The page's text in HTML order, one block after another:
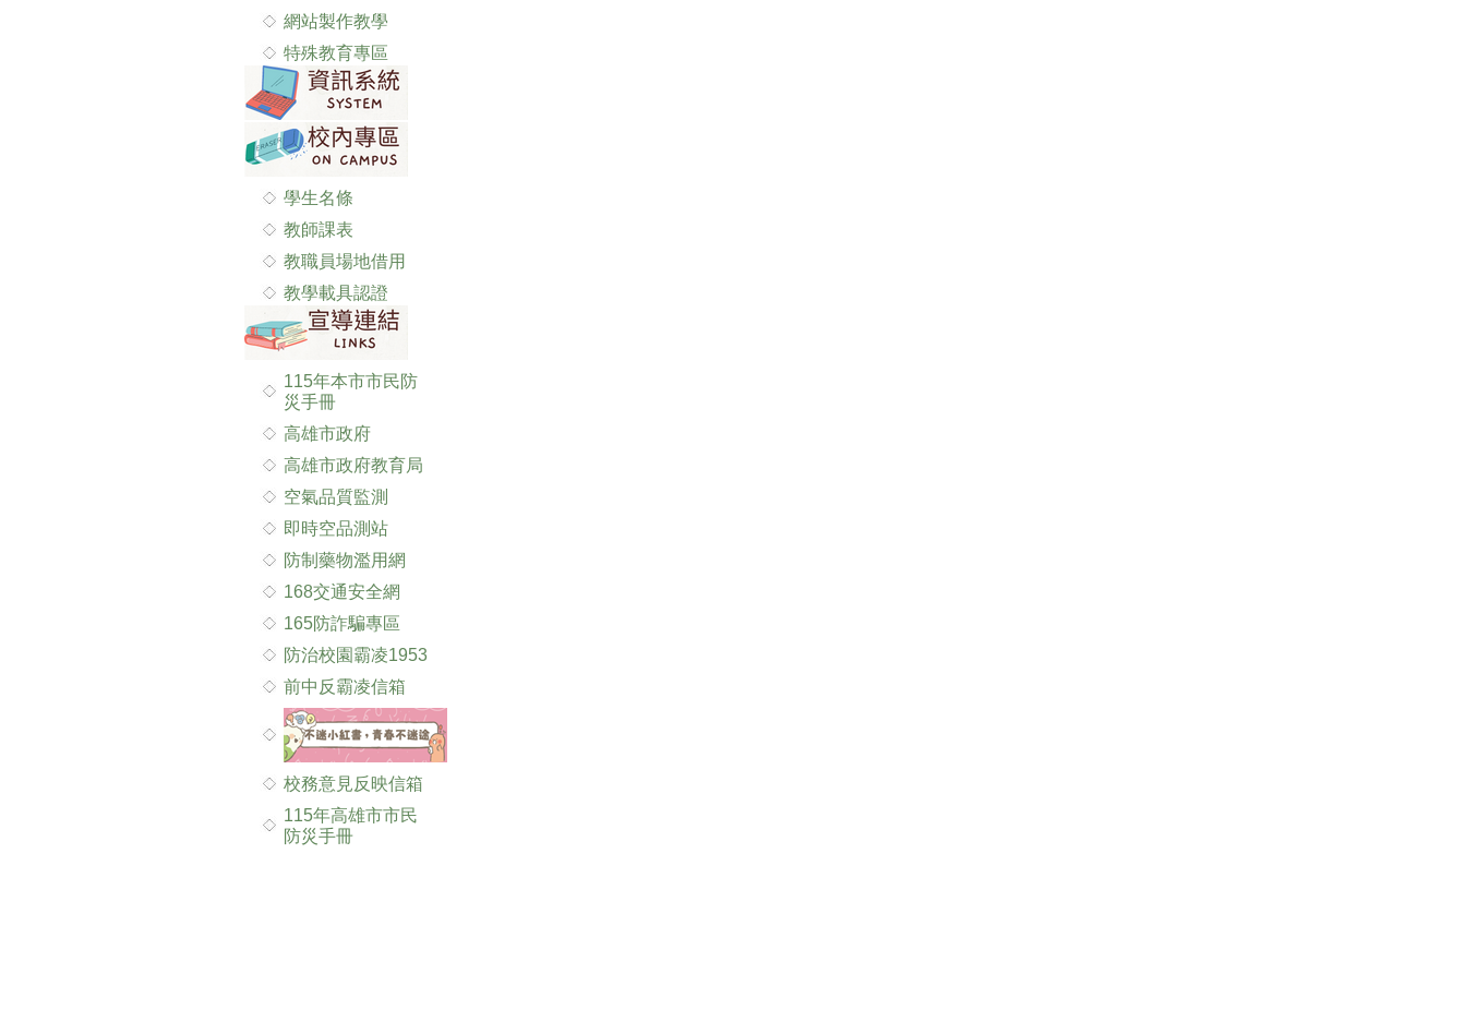
網站製作教學
特殊教育專區
學生名條
教師課表
教職員場地借用
教學載具認證
115年本市市民防
災手冊
高雄市政府
高雄市政府教育局
空氣品質監測
即時空品測站
防制藥物濫用網
168交通安全網
165防詐騙專區
防治校園霸凌1953
前中反霸凌信箱
校務意見反映信箱
115年高雄市市民
防災手冊